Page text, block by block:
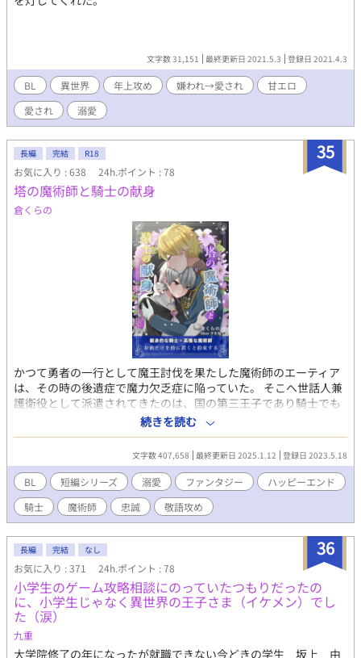
文字数 31,151 最終更新日 2021.5.3 登録日 2021.4.3
BL 異世界 年上攻め 嫌われ→愛され
甘エロ
愛され
溺愛
35
長編 完結 R18
お気に入り : 638 24h.ポイント : 78
塔の魔術師と騎士の献身
倉くらの
かつて勇者の一行として魔王討伐を果たした魔術師のエーティア
は、その時の後遺症で魔力欠乏症に陥っていた。 そこへ世話人兼
護衛役として派遣されてきたのは、国の第三王子であり騎士でも
あるフレンという男だった。 男の説明では性交による魔力供給が
必要なのだという。 それを聞いたエーティアは怒り、最後の魔力
を使って攻撃するがすでに魔力のほとんどを消失していたためフ
レンにダメージを与えることはできなかった。 悔しさと息苦しさ
から涙して「こんなみじめな姿で生きていたくない」と思うエー
ティアだったが、「あなたを助けたい」とフレンによってやさし
く抱き寄せられる。 献身的に尽くす元騎士と、能力の高さ故にチ
ヤホヤされて生きてきたため無自覚でやや高慢気味の魔術師の
話。 愛するあまりいつも抱っこしていたい攻め＆体がしんどくて
楽だから抱っこされて運ばれたい受け。 一人称。 完結しました！
続きを読む
文字数 407,658 最終更新日 2025.1.12 登録日 2023.5.18
BL 短編シリーズ 溺愛 ファンタジー
ハッピーエンド
騎士
魔術師 忠誠 敬語攻め
36
長編 完結 なし
お気に入り : 371 24h.ポイント : 78
小学生のゲーム攻略相談にのっていたつもりだったの
に、小学生じゃなく異世界の王子さま（イケメン）でし
た（涙）
九重
大学院修了の年になったが就職できない今どきの学生 坂上 由